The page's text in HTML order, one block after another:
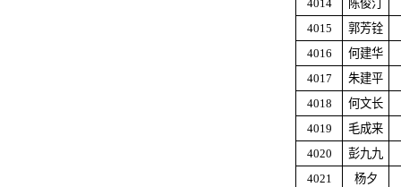
4014
陈俊汀
4015
郭芳铨
4016
何建华
4017
朱建平
4018
何文长
4019
毛成来
4020
彭九九
4021
杨夕